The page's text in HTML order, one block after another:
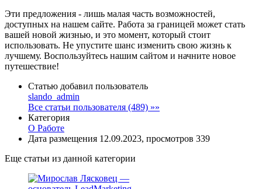
Эти предложения - лишь малая часть возможностей,
доступных на нашем сайте. Работа за границей может стать
вашей новой жизнью, и это момент, который стоит
использовать. Не упустите шанс изменить свою жизнь к
лучшему. Воспользуйтесь нашим сайтом и начните новое
путешествие!
Статью добавил пользователь
slando_admin
Все статьи пользователя (489) »»
Категория
О Работе
Дата размещения 12.09.2023, просмотров 339
Еще статьи из данной категории